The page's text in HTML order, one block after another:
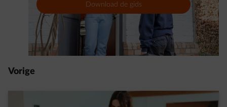
Download de gids
Vorige